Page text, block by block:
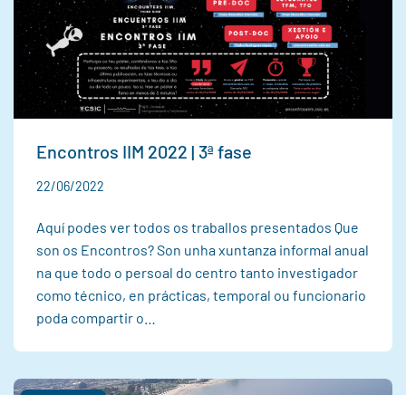
Encontros IIM 2022 | 3ª fase
22/06/2022
Aquí podes ver todos os traballos presentados Que
son os Encontros? Son unha xuntanza informal anual
na que todo o persoal do centro tanto investigador
como técnico, en prácticas, temporal ou funcionario
poda compartir o…